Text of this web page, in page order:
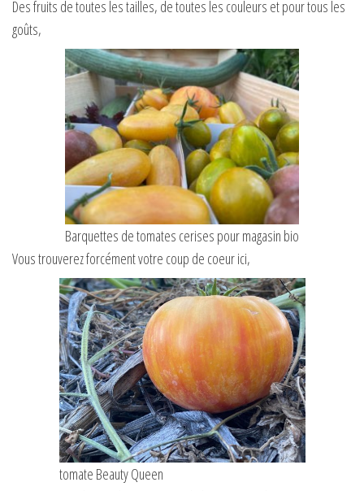
Des fruits de toutes les tailles, de toutes les couleurs et pour tous les
goûts,
Barquettes de tomates cerises pour magasin bio
Vous trouverez forcément votre coup de coeur ici,
tomate Beauty Queen